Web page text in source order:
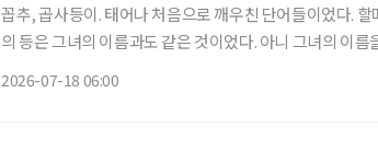
꼽추, 곱사등이. 태어나 처음으로 깨우친 단어들이었다. 할매의 왜소한 몸보다 키가 크던 할매
의 등은 그녀의 이름과도 같은 것이었다. 아니 그녀의 이
2026-07-18 06:00